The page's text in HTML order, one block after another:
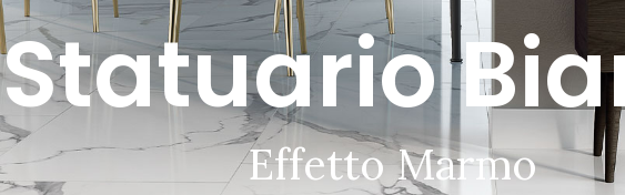
Statuario
Effetto Marmo